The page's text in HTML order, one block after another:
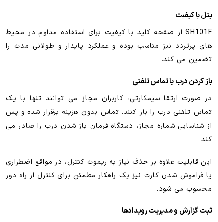
پنل با کیفیت
SH101F از صفحه کلید با کیفیت برای استفاده مداوم در محیط
های پرتردد نیز مناسب بوده و عملکرد پایدار و طولانی مدت را
تضمین می کند.
باز کردن درب با تماس تلفنی
در صورت ارتقا سیمکارتی، کاربران مجاز می توانند تنها با یک
تماس تلفنی درب را باز کنند. تماس بدون هزینه برقرار شده و پس
از شناسایی شماره مجاز، دستگاه فرمان باز شدن درب را صادر می
کند.
این قابلیت علاوه بر حذف نیاز به ریموت کنترل، در مواقع اضطراری
یا فراموش شدن کارت نیز یک راهکار مطمئن برای کنترل از راه دور
محسوب می شود.
ثبت گزارش و مدیریت رویدادها